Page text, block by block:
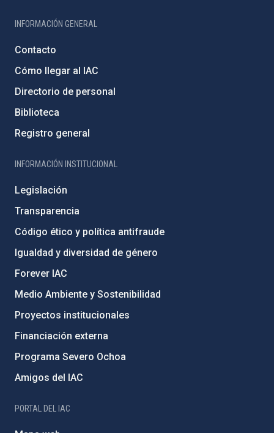
INFORMACIÓN GENERAL
Contacto
Cómo llegar al IAC
Directorio de personal
Biblioteca
Registro general
INFORMACIÓN INSTITUCIONAL
Legislación
Transparencia
Código ético y política antifraude
Igualdad y diversidad de género
Forever IAC
Medio Ambiente y Sostenibilidad
Proyectos institucionales
Financiación externa
Programa Severo Ochoa
Amigos del IAC
PORTAL DEL IAC